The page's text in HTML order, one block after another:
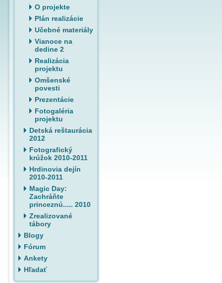
O projekte
Plán realizácie
Učebné materiály
Vianoce na
dedine 2
Realizácia
projektu
Omšenské
povesti
Prezentácie
Fotogaléria
projektu
Detská reštaurácia
2012
Fotografický
krúžok 2010-2011
Hrdinovia dejín
2010-2011
Magic Day:
Zachráňte
princeznú..... 2010
Zrealizované
tábory
Blogy
Fórum
Ankety
Hľadať